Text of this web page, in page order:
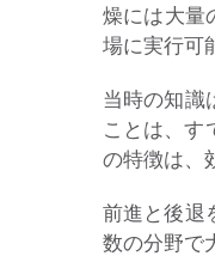
燥には大量
場に実行可
当時の知識
ことは、す
の特徴は、
前進と後退
数の分野で